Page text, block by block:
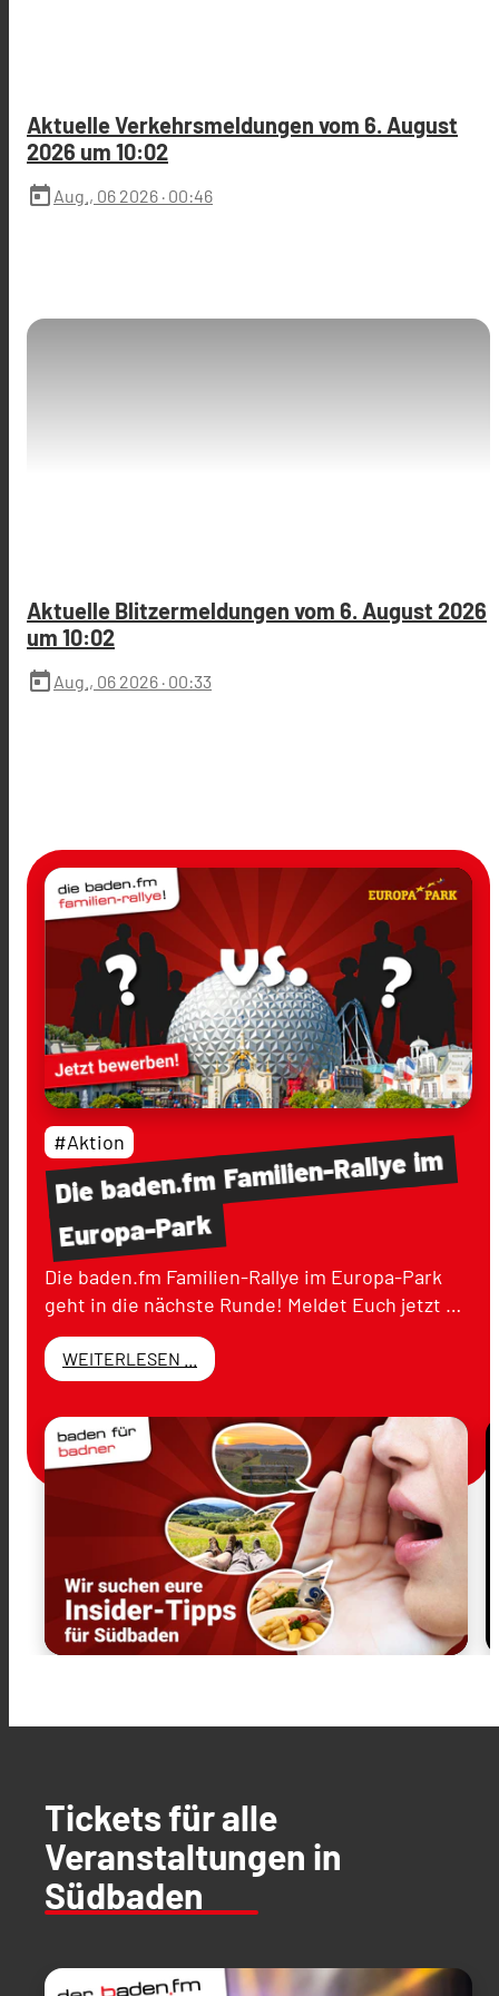
Aktuelle Verkehrsmeldungen vom 6. August
2026 um 10:02
today Aug., 06 2026 · 00:46
Aktuelle Blitzermeldungen vom 6. August 2026
um 10:02
today Aug., 06 2026 · 00:33
Diebaden.fmFamilien-Rallyeim
Europa-Park
#Aktion
Die baden.fm Familien-Rallye im Europa-Park
geht in die nächste Runde! Meldet Euch jetzt …
WEITERLESEN ...
Tickets für alle
Veranstaltungen in
Südbaden